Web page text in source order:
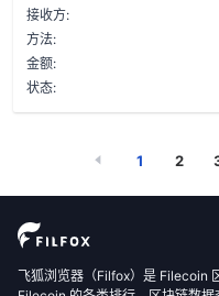
接收方:
方法:
金额:
状态:
1 2
飞狐浏览器（Filfox）是 Filecoin